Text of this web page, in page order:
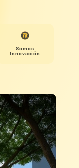
Somos
Innovación